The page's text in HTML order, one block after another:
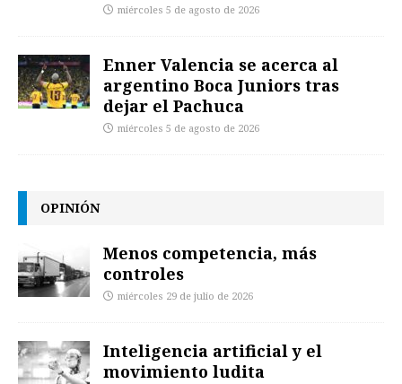
miércoles 5 de agosto de 2026
Enner Valencia se acerca al
argentino Boca Juniors tras
dejar el Pachuca
miércoles 5 de agosto de 2026
OPINIÓN
Menos competencia, más
controles
miércoles 29 de julio de 2026
Inteligencia artificial y el
movimiento ludita